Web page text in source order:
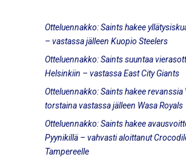
Otteluennakko: Saints hakee
– vastassa jälleen Kuopio Steelers
Otteluennakko: Saints suuntaa
Helsinkiin – vastassa East City Giants
Otteluennakko: Saints hakee revanssia
torstaina vastassa jälleen Wasa Royals
Otteluennakko: Saints hakee
Pyynikillä – vahvasti aloittanut
Tampereelle